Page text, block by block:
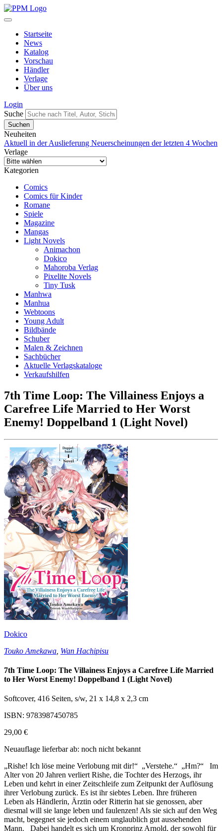
Startseite
News
Katalog
Vorschau
Händler
Verlage
Über uns
Login
Suche
Neuheiten
Aktuell in der Auslieferung Neuerscheinungen der letzten 4 Wochen
Verlage
Kategorien
Comics
Comics für Kinder
Romane
Spiele
Magazine
Mangas
Light Novels
Animachon
Dokico
Mahoroba Verlag
Pixelite Novels
Tiny Tusk
Manhwa
Manhua
Webtoons
Young Adult
Bildbände
Schuber
Malen & Zeichnen
Sachbücher
Aktuelle Verlagskataloge
Verkaufshilfen
7th Time Loop: The Villainess Enjoys a
Carefree Life Married to Her Worst
Enemy! Doppelband 1 (Light Novel)
Dokico
Touko Amekawa Wan Hachipisu
7th Time Loop: The Villainess Enjoys a Carefree Life Married
to Her Worst Enemy! Doppelband 1 (Light Novel)
Softcover, 416 Seiten, s/w, 21 x 14,8 x 2,3 cm
ISBN: 9783987450785
29,00 €
Neuauflage lieferbar ab: noch nicht bekannt
„Rishe! Ich löse meine Verlobung mit dir!“ „Verstehe.“ „Hm?“ Im
Alter von 20 Jahren verliert Rishe, die Tochter des Herzogs, ihr
Leben und kehrt in einer Zeitschleife zum Zeitpunkt der Auflösung
ihrer Verlobung zurück. Es ist ihr siebtes Leben. Ihre früheren
Leben als Händlerin, Ärztin oder Ritterin hat sie genossen, aber
diesmal will sie lange leben und faulenzen! Als sie sich auf den Weg
macht, begegnet sie jedoch einem unglaublich gut aussehenden
Mann. Dabei handelt es sich um Kronprinz Arnold, der sowohl für